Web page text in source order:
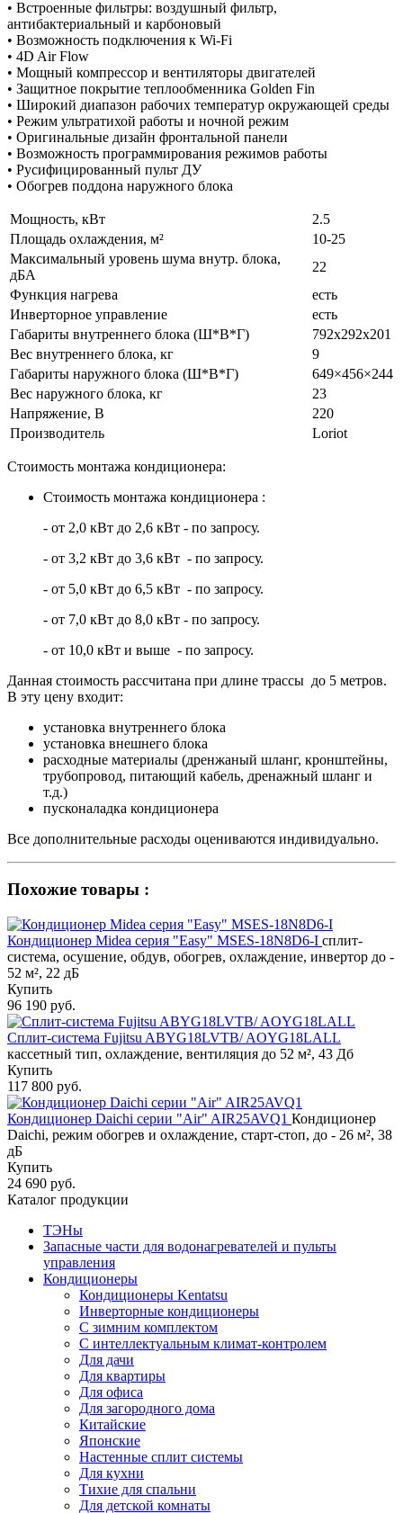
• Встроенные фильтры: воздушный фильтр,
антибактериальный и карбоновый
• Возможность подключения к Wi-Fi
• 4D Air Flow
• Мощный компрессор и вентиляторы двигателей
• Защитное покрытие теплообменника Golden Fin
• Широкий диапазон рабочих температур окружающей среды
• Режим ультратихой работы и ночной режим
• Оригинальные дизайн фронтальной панели
• Возможность программирования режимов работы
• Русифицированный пульт ДУ
• Обогрев поддона наружного блока
Мощность, кВт
2.5
Площадь охлаждения, м²
10-25
Максимальный уровень шума внутр. блока,
дБА
22
Функция нагрева
есть
Инверторное управление
есть
Габариты внутреннего блока (Ш*В*Г)
792х292х201
Вес внутреннего блока, кг
9
Габариты наружного блока (Ш*В*Г)
649×456×244
Вес наружного блока, кг
23
Напряжение, В
220
Производитель
Loriot
Стоимость монтажа кондиционера:
Стоимость монтажа кондиционера :
- от 2,0 кВт до 2,6 кВт - по запросу.
- от 3,2 кВт до 3,6 кВт - по запросу.
- от 5,0 кВт до 6,5 кВт - по запросу.
- от 7,0 кВт до 8,0 кВт - по запросу.
- от 10,0 кВт и выше - по запросу.
Данная стоимость рассчитана при длине трассы до 5 метров.
В эту цену входит:
установка внутреннего блока
установка внешнего блока
расходные материалы (дренжаный шланг, кронштейны,
трубопровод, питающий кабель, дренажный шланг и
т.д.)
пусконаладка кондиционера
Все дополнительные расходы оцениваются индивидуально.
Похожие товары :
Кондиционер Midea серия "Easy" MSES-18N8D6-I сплит-
система, осушение, обдув, обогрев, охлаждение, инвертор до -
52 м², 22 дБ
Купить
96 190 руб.
Сплит-система Fujitsu ABYG18LVTB/ AOYG18LALL
кассетный тип, охлаждение, вентиляция до 52 м², 43 Дб
Купить
117 800 руб.
Кондиционер Daichi серии "Air" AIR25AVQ1 Кондиционер
Daichi, режим обогрев и охлаждение, старт-стоп, до - 26 м², 38
дБ
Купить
24 690 руб.
Каталог продукции
ТЭНы
Запасные части для водонагревателей и пульты
управления
Кондиционеры
Кондиционеры Kentatsu
Инверторные кондиционеры
С зимним комплектом
С интеллектуальным климат-контролем
Для дачи
Для квартиры
Для офиса
Для загородного дома
Китайские
Японские
Настенные сплит системы
Для кухни
Тихие для спальни
Для детской комнаты